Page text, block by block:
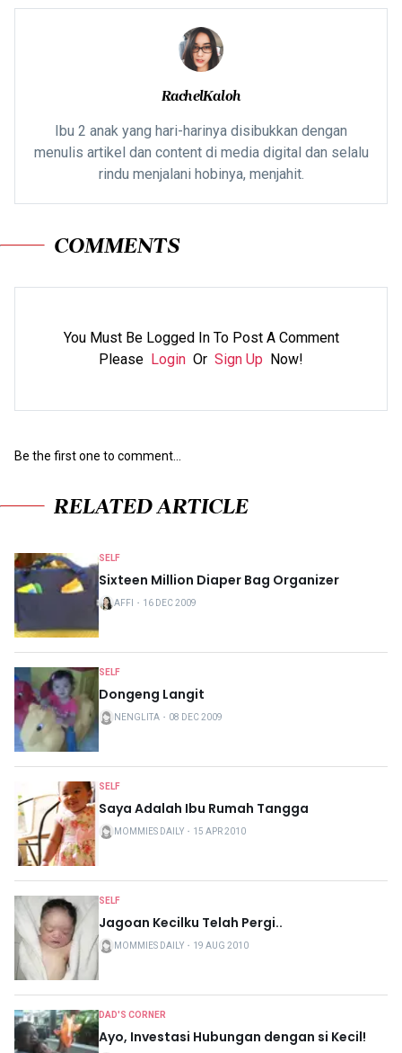
RachelKaloh
Ibu 2 anak yang hari-harinya disibukkan dengan
menulis artikel dan content di media digital dan selalu
rindu menjalani hobinya, menjahit.
COMMENTS
You Must Be Logged In To Post A Comment
Please Login Or Sign Up Now!
Be the first one to comment...
RELATED ARTICLE
SELF
Sixteen Million Diaper Bag Organizer
AFFI ・ 16 DEC 2009
SELF
Dongeng Langit
NENGLITA ・ 08 DEC 2009
SELF
Saya Adalah Ibu Rumah Tangga
MOMMIES DAILY ・ 15 APR 2010
SELF
Jagoan Kecilku Telah Pergi..
MOMMIES DAILY ・ 19 AUG 2010
DAD'S CORNER
Ayo, Investasi Hubungan dengan si Kecil!